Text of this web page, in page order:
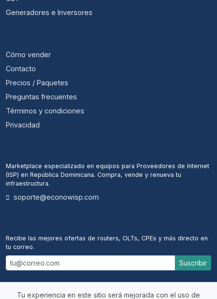
Tu experiencia en este sitio será mejorada con el uso de
Generadores e Inversores
Cómo vender
Contacto
Precios / Paquetes
Preguntas frecuentes
Términos y condiciones
Privacidad
Marketplace especializado en equipos para Proveedores de Internet
(ISP) en República Dominicana. Compra, vende y renueva tu
infraestructura.
soporte@econowisp.com
Recibe las mejores ofertas de routers, OLTs, CPEs y más directo en
tu correo.
Suscribir